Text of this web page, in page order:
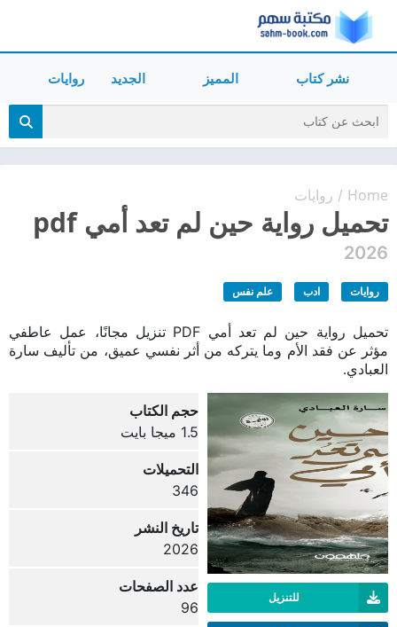
نشر كتاب المميز الجديد روايات
Home
/ روايات
تحميل رواية حين لم تعد أمي pdf
2026
روايات ادب علم نفس
تحميل رواية حين لم تعد أمي PDF تنزيل مجانًا، عمل عاطفي
مؤثر عن فقد الأم وما يتركه من أثر نفسي عميق، من تأليف سارة
العبادي.
للتنزيل
حجم الكتاب
1.5 ميجا بايت
التحميلات
346
تاريخ النشر
2026
عدد الصفحات
96